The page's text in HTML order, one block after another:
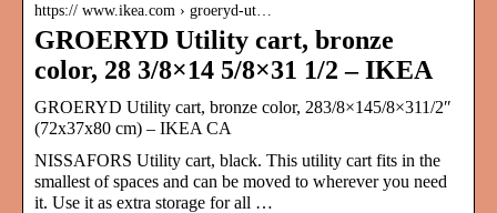
https:// www.ikea.com › groeryd-ut…
GROERYD Utility cart, bronze
color, 28 3/8×14 5/8×31 1/2 – IKEA
GROERYD Utility cart, bronze color, 283/8×145/8×311/2″
(72x37x80 cm) – IKEA CA
NISSAFORS Utility cart, black. This utility cart fits in the
smallest of spaces and can be moved to wherever you need
it. Use it as extra storage for all …